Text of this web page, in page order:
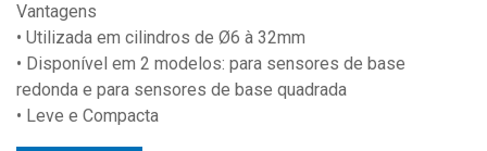
Vantagens
• Utilizada em cilindros de Ø6 à 32mm
• Disponível em 2 modelos: para sensores de base
redonda e para sensores de base quadrada
• Leve e Compacta